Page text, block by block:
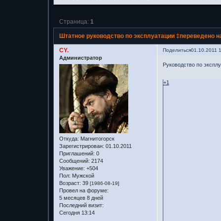
Штатное руководство по эксплуатации ‡переведено
Страница: 1
Поделиться01.10.2011
CY.
Администратор
Откуда: Магнитогорск
Зарегистрирован: 01.10.2011
Приглашений: 0
Сообщений: 2174
Уважение: +504
Пол: Мужской
Возраст: 39 [1986-08-19]
Провел на форуме:
5 месяцев 8 дней
Последний визит:
Сегодня 13:14
Руководство по
+1